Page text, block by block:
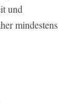
und
mindestens